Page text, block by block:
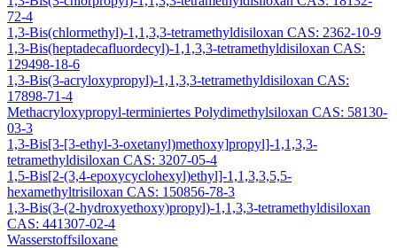
72-4
1,3-Bis(chlormethyl)-1,1,3,3-tetramethyldisiloxan CAS: 2362-10-9
1,3-Bis(heptadecafluordecyl)-1,1,3,3-tetramethyldisiloxan CAS:
129498-18-6
1,3-Bis(3-acryloxypropyl)-1,1,3,3-tetramethyldisiloxan CAS:
17898-71-4
Methacryloxypropyl-terminiertes Polydimethylsiloxan CAS: 58130-
03-3
1,3-Bis[3-[3-ethyl-3-oxetanyl)methoxy]propyl]-1,1,3,3-
tetramethyldisiloxan CAS: 3207-05-4
1,5-Bis[2-(3,4-epoxycyclohexyl)ethyl]-1,1,3,3,5,5-
hexamethyltrisiloxan CAS: 150856-78-3
1,3-Bis(3-(2-hydroxyethoxy)propyl)-1,1,3,3-tetramethyldisiloxan
CAS: 441307-02-4
Wasserstoffsiloxane